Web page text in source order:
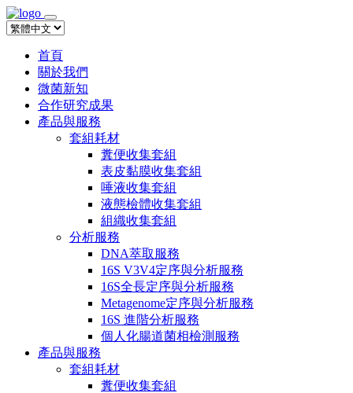
首頁
關於我們
微菌新知
合作研究成果
產品與服務
套組耗材
糞便收集套組
表皮黏膜收集套組
唾液收集套組
液態檢體收集套組
組織收集套組
分析服務
DNA萃取服務
16S V3V4定序與分析服務
16S全長定序與分析服務
Metagenome定序與分析服務
16S 進階分析服務
個人化腸道菌相檢測服務
產品與服務
套組耗材
糞便收集套組